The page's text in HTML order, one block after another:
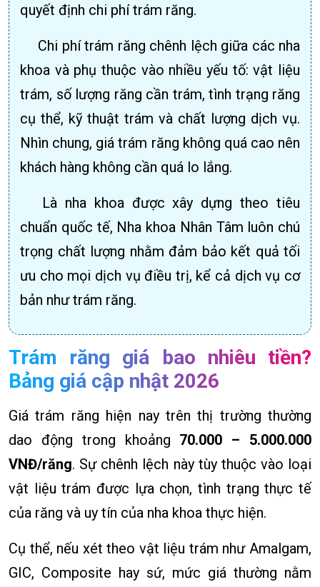
quyết định chi phí trám răng.
Chi phí trám răng chênh lệch giữa các nha
khoa và phụ thuộc vào nhiều yếu tố: vật liệu
trám, số lượng răng cần trám, tình trạng răng
cụ thể, kỹ thuật trám và chất lượng dịch vụ.
Nhìn chung, giá trám răng không quá cao nên
khách hàng không cần quá lo lắng.
Là nha khoa được xây dựng theo tiêu
chuẩn quốc tế, Nha khoa Nhân Tâm luôn chú
trọng chất lượng nhằm đảm bảo kết quả tối
ưu cho mọi dịch vụ điều trị, kể cả dịch vụ cơ
bản như trám răng.
Trám răng giá bao nhiêu tiền?
Bảng giá cập nhật 2026
Giá trám răng hiện nay trên thị trường thường
dao động trong khoảng 70.000 – 5.000.000
VNĐ/răng. Sự chênh lệch này tùy thuộc vào loại
vật liệu trám được lựa chọn, tình trạng thực tế
của răng và uy tín của nha khoa thực hiện.
Cụ thể, nếu xét theo vật liệu trám như Amalgam,
GIC, Composite hay sứ, mức giá thường nằm